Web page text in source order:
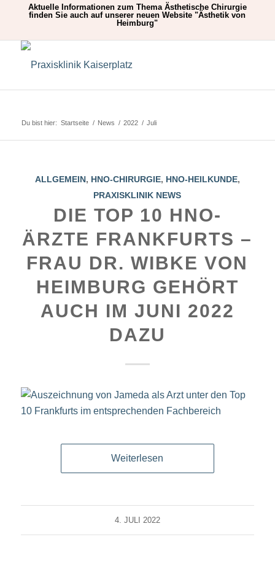
Aktuelle Informationen zum Thema Ästhetische Chirurgie
finden Sie auch auf unserer neuen Website "Ästhetik von
Heimburg"
Du bist hier: Startseite / News / 2022 / Juli
ALLGEMEIN, HNO-CHIRURGIE, HNO-HEILKUNDE,
PRAXISKLINIK NEWS
DIE TOP 10 HNO-
ÄRZTE FRANKFURTS –
FRAU DR. WIBKE VON
HEIMBURG GEHÖRT
AUCH IM JUNI 2022
DAZU
Weiterlesen
4. JULI 2022